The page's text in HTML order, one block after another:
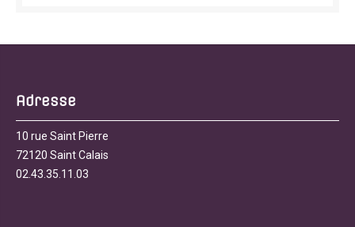
Adresse
10 rue Saint Pierre
72120 Saint Calais
02.43.35.11.03